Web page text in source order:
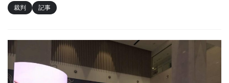
裁判 記事